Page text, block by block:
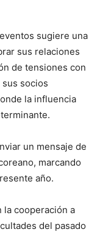
sugiere una
sus relaciones
de tensiones con
socios
la influencia
un mensaje de
marcando
año.
la cooperación a
del pasado